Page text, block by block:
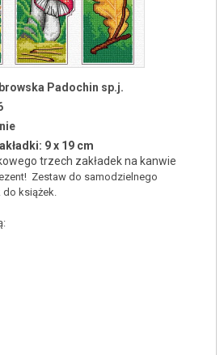
Padochin sp.j.
9 x 19 cm
trzech zakładek na kanwie
Zestaw do samodzielnego
do książek.